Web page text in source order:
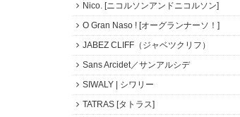
Nico. [ニコルソンアンドニコルソン]
O Gran Naso ! [オーグランナーソ！]
JABEZ CLIFF（ジャベツクリフ）
Sans Arcidet／サンアルシデ
SIWALY | シワリー
TATRAS [タトラス]